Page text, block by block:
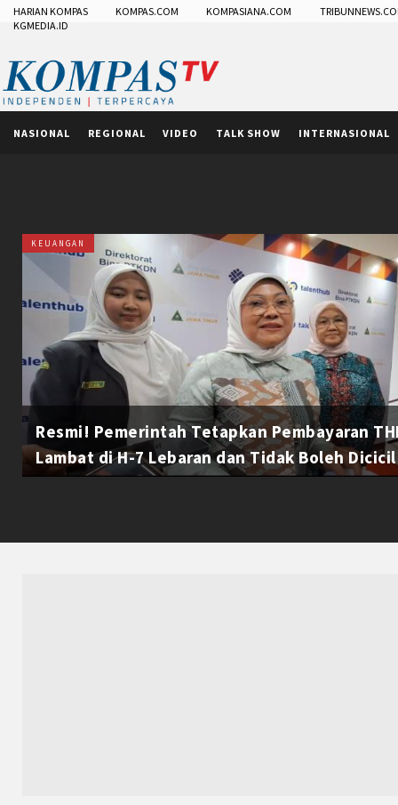
HARIAN KOMPAS KOMPAS.COM KOMPASIANA.COM
KGMEDIA.ID
NASIONAL REGIONAL VIDEO TALK SHOW INTERNASIONAL
KEUANGAN
Resmi! Pemerintah Tetapkan Pembayaran
Lambat di H-7 Lebaran dan Tidak Boleh Dicicil